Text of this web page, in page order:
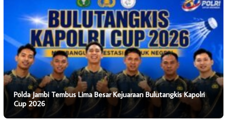
Polda Jambi Tembus Lima Besar Kejuaraan Bulutangkis Kapolri
Cup 2026